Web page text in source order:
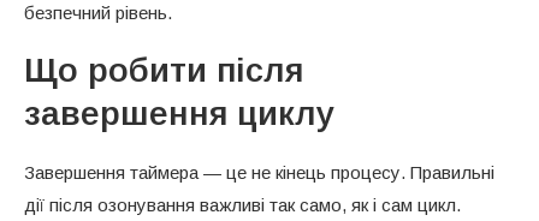
безпечний рівень.
Що робити після
завершення циклу
Завершення таймера — це не кінець процесу. Правильні
дії після озонування важливі так само, як і сам цикл.